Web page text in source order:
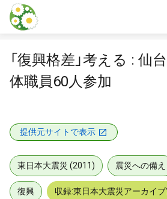
本文に飛ぶ
「復興格差」考える : 仙
体職員60人参加
提供元サイトで表示
東日本大震災 (2011) 震災への備え
復興 収録:東日本大震災アーカイ